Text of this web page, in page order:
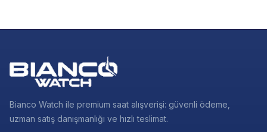
Bianco Watch ile premium saat alışverişi: güvenli ödeme,
uzman satış danışmanlığı ve hızlı teslimat.